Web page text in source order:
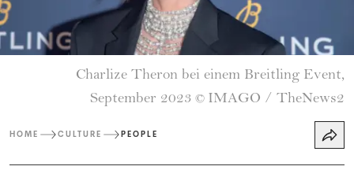
Charlize Theron bei einem Breitling Event,
September 2023 © IMAGO / TheNews2
HOME CULTURE PEOPLE